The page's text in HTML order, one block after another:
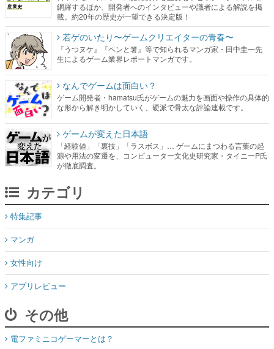
網羅するほか、開発者へのインタビューや識者による解説を掲
載。約20年の歴史が一望できる決定版！
若ゲのいたり〜ゲームクリエイターの青春〜
『うつヌケ』『ペンと箸』等で知られるマンガ家・田中圭一先
生によるゲーム業界レポートマンガです。
なんでゲームは面白い？
ゲーム開発者・hamatsu氏がゲームの魅力を画面や操作の具体的
な形から解き明かしていく、硬派で骨太な評論連載です。
ゲームが変えた日本語
「経験値」「裏技」「ラスボス」… ゲームにまつわる言葉の起
源や用法の変遷を、コンピューター文化史研究家・タイニーP氏
が徹底調査。
カテゴリ
特集記事
マンガ
女性向け
アプリレビュー
その他
電ファミニコゲーマーとは？